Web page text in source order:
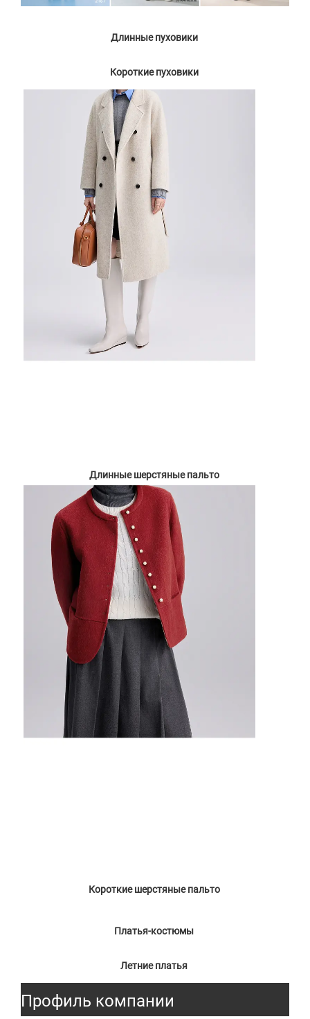
Длинные пуховики
Короткие пуховики
Длинные шерстяные пальто
Короткие шерстяные пальто
Платья-костюмы
Летние платья
Профиль компании